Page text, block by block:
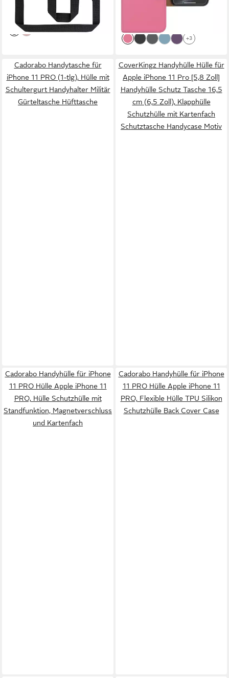
lieferbar - in 3-4 Werktagen bei dir
lieferbar - in 2-3 Werktagen bei dir
+3
Cadorabo Handytasche für
iPhone 11 PRO (1-tlg), Hülle mit
Schultergurt Handyhalter Militär
Gürteltasche Hüfttasche
CoverKingz Handyhülle Hülle für
Apple iPhone 11 Pro [5,8 Zoll]
Handyhülle Schutz Tasche 16,5
cm (6,5 Zoll), Klapphülle
Schutzhülle mit Kartenfach
Schutztasche Handycase Motiv
Cadorabo Handyhülle für iPhone
11 PRO Hülle Apple iPhone 11
PRO, Hülle Schutzhülle mit
Standfunktion, Magnetverschluss
und Kartenfach
Cadorabo Handyhülle für iPhone
11 PRO Hülle Apple iPhone 11
PRO, Flexible Hülle TPU Silikon
Schutzhülle Back Cover Case